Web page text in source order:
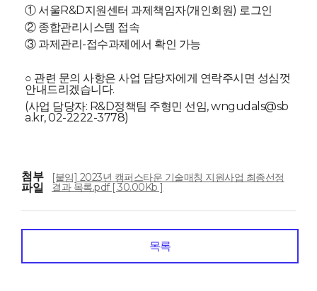
① 서울R&D지원센터 과제책임자(개인회원) 로그인
② 종합관리시스템 접속
③ 과제관리-접수과제에서 확인 가능
○ 관련 문의 사항은 사업 담당자에게 연락주시면 성심껏
안내드리겠습니다.
(사업 담당자: R&D정책팀 주형민 선임, wngudals@sb
a.kr, 02-2222-3778)
첨부
파일
[붙임] 2023년 캠퍼스타운 기술매칭 지원사업 최종선정
결과 목록.pdf [ 30.00Kb ]
목록